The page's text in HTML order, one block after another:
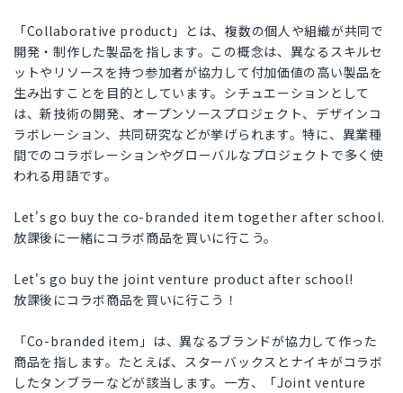
「Collaborative product」とは、複数の個人や組織が共同で
開発・制作した製品を指します。この概念は、異なるスキルセ
ットやリソースを持つ参加者が協力して付加価値の高い製品を
生み出すことを目的としています。シチュエーションとして
は、新技術の開発、オープンソースプロジェクト、デザインコ
ラボレーション、共同研究などが挙げられます。特に、異業種
間でのコラボレーションやグローバルなプロジェクトで多く使
われる用語です。
Let's go buy the co-branded item together after school.
放課後に一緒にコラボ商品を買いに行こう。
Let's go buy the joint venture product after school!
放課後にコラボ商品を買いに行こう！
「Co-branded item」は、異なるブランドが協力して作った
商品を指します。たとえば、スターバックスとナイキがコラボ
したタンブラーなどが該当します。一方、「Joint venture